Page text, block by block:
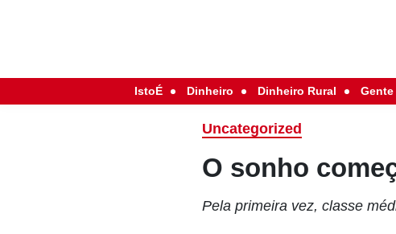
IstoÉ Dinheiro Dinheiro Rural Gente
Uncategorized
O sonho
Pela primeira vez, classe